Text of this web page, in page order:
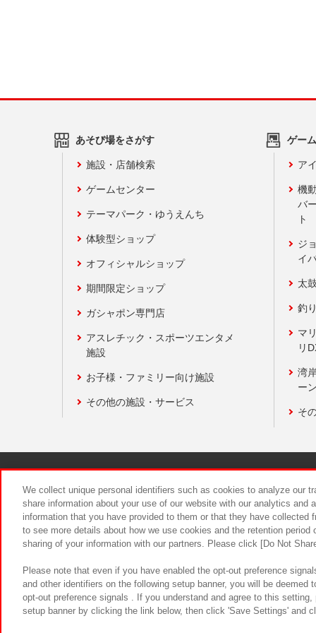
あそび場をさがす
施設・店舗検索
ゲームセンター
テーマパーク・ゆうえんち
体験型ショップ
オフィシャルショップ
期間限定ショップ
ガシャポン専門店
アスレチック・スポーツエンタメ
施設
お子様・ファミリー向け施設
その他の施設・サービス
ゲー
ア
機
バ
ト
ジ
イ
太
釣
マ
リ
湾
ー
そ
食品のご
We collect unique personal identifiers such as cookies to analyze our
share information about your use of our website with our analytics and
information that you have provided to them or that they have
to see more details about how we use cookies and the retention
sharing of your information with our partners. Please click [Do Not
Please note that even if you have enabled the opt-out preference
and other identifiers on the following setup banner, you will be
opt-out preference signals . If you understand and agree to this
setup banner by clicking the link below, then click 'Save Settings' and